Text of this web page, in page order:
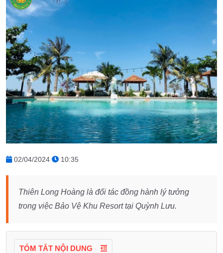
02/04/2024 10:35
Thiên Long Hoàng là đối tác đồng hành lý tưởng
trong việc Bảo Vệ Khu Resort tại Quỳnh Lưu.
TÓM TẮT NỘI DUNG